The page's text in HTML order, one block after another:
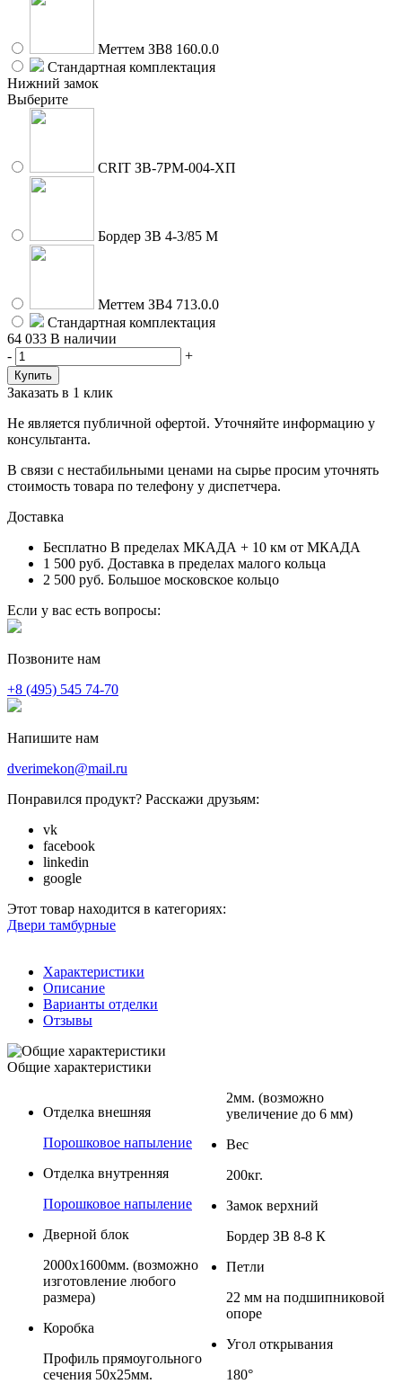
Меттем ЗВ8 160.0.0
Стандартная комплектация
Нижний замок
Выберите
CRIT ЗВ-7РМ-004-ХП
Бордер ЗВ 4-3/85 М
Меттем ЗВ4 713.0.0
Стандартная комплектация
64 033 В наличии
-
+
Заказать в 1 клик
Не является публичной офертой. Уточняйте информацию у
консультанта.
В связи с нестабильными ценами на сырье просим уточнять
стоимость товара по телефону у диспетчера.
Доставка
Бесплатно В пределах МКАДА + 10 км от МКАДА
1 500 руб. Доставка в пределах малого кольца
2 500 руб. Большое московское кольцо
Если у вас есть вопросы:
Позвоните нам
+8 (495) 545 74-70
Напишите нам
dverimekon@mail.ru
Понравился продукт? Расскажи друзьям:
vk
facebook
linkedin
google
Этот товар находится в категориях:
Двери тамбурные
Характеристики
Описание
Варианты отделки
Отзывы
Общие характеристики
Отделка внешняя
Порошковое напыление
Отделка внутренняя
Порошковое напыление
Дверной блок
2000х1600мм. (возможно
изготовление любого
размера)
Коробка
Профиль прямоугольного
сечения 50х25мм.
2мм. (возможно
увеличение до 6 мм)
Вес
200кг.
Замок верхний
Бордер ЗВ 8-8 К
Петли
22 мм на подшипниковой
опоре
Угол открывания
180°